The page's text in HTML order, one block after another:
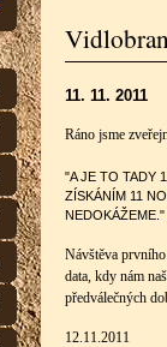
11. 11. 2011
Ráno jsme
"A JE TO TADY
ZÍSKÁNÍM 11
NEDOKÁŽEME."
Návštěva
data, kdy nám
předválečných
12.11.2011